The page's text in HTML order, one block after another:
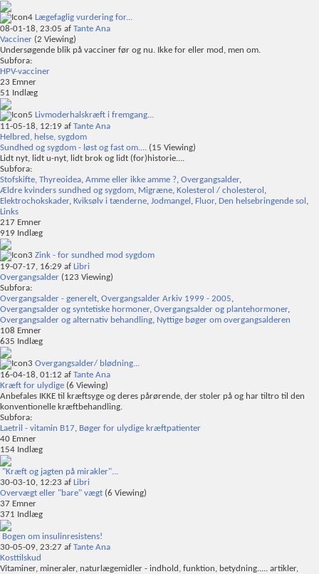
Lægefaglig vurdering for...
08-01-18, 23:05 af Tante Ana
Vacciner (2 Viewing)
Undersøgende blik på vacciner før og nu. Ikke for eller mod, men om.
Subfora:
HPV-vacciner
23 Emner
51 Indlæg
Livmoderhalskræft i fremgang...
11-05-18, 12:19 af Tante Ana
Helbred, helse, sygdom
Sundhed og sygdom - løst og fast om.... (15 Viewing)
Lidt nyt, lidt u-nyt, lidt brok og lidt (for)historie....
Subfora:
Stofskifte, Thyreoidea, Amme eller ikke amme ?, Overgangsalder,
Ældre kvinders sundhed og sygdom, Migræne, Kolesterol / cholesterol ,
Elektrochokskader, Kviksølv i tænderne, Jodmangel , Fluor, Den helsebringende sol ,
Links
217 Emner
919 Indlæg
Zink - for sundhed mod sygdom
19-07-17, 16:29 af Libri
Overgangsalder (123 Viewing)
Subfora:
Overgangsalder - generelt, Overgangsalder Arkiv 1999 - 2005,
Overgangsalder og syntetiske hormoner, Overgangsalder og plantehormoner,
Overgangsalder og alternativ behandling, Nyttige bøger om overgangsalderen
108 Emner
635 Indlæg
Overgangsalder/ blødning...
16-04-18, 01:12 af Tante Ana
Kræft for ulydige (6 Viewing)
Anbefales IKKE til kræftsyge og deres pårørende, der stoler på og har tiltro til den
konventionelle kræftbehandling.
Subfora:
Laetril - vitamin B17, Bøger for ulydige kræftpatienter
40 Emner
154 Indlæg
"Kræft og jagten på mirakler"...
30-03-10, 12:23 af Libri
Overvægt eller "bare" vægt (6 Viewing)
37 Emner
371 Indlæg
Bogen om insulinresistens!
30-05-09, 23:27 af Tante Ana
Kosttilskud
Vitaminer, mineraler, naturlægemidler - indhold, funktion, betydning..... artikler,